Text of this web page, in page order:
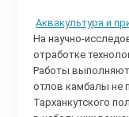
Аквакультура и
На научно-
отработке
Работы
отлов камбалы не
Тарханкутского